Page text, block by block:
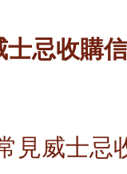
忌收購
見威士忌